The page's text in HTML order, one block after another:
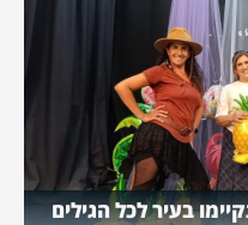
בעיר לכל הגילים